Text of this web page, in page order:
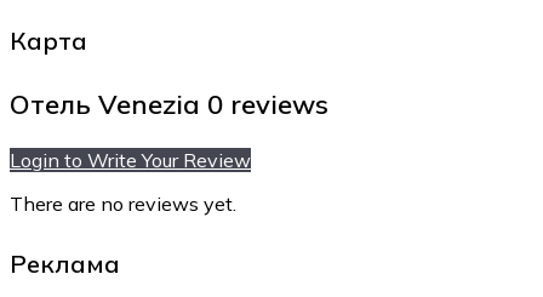
Карта
Отель Venezia 0 reviews
Login to Write Your Review
There are no reviews yet.
Реклама